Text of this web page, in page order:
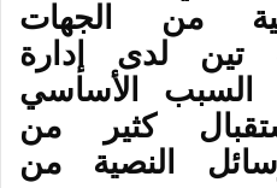
من الجهات
تين لدى إدارة
السبب الأساسي
كثير من
النصية من